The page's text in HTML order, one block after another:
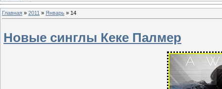
Главная » 2011 » Январь » 14
Новые синглы Кеке Палмер